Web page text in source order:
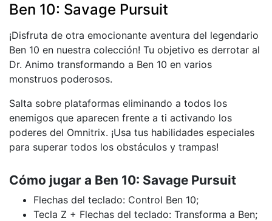
Ben 10: Savage Pursuit
¡Disfruta de otra emocionante aventura del legendario
Ben 10 en nuestra colección! Tu objetivo es derrotar al
Dr. Animo transformando a Ben 10 en varios
monstruos poderosos.
Salta sobre plataformas eliminando a todos los
enemigos que aparecen frente a ti activando los
poderes del Omnitrix. ¡Usa tus habilidades especiales
para superar todos los obstáculos y trampas!
Cómo jugar a Ben 10: Savage Pursuit
Flechas del teclado: Control Ben 10;
Tecla Z + Flechas del teclado: Transforma a Ben;